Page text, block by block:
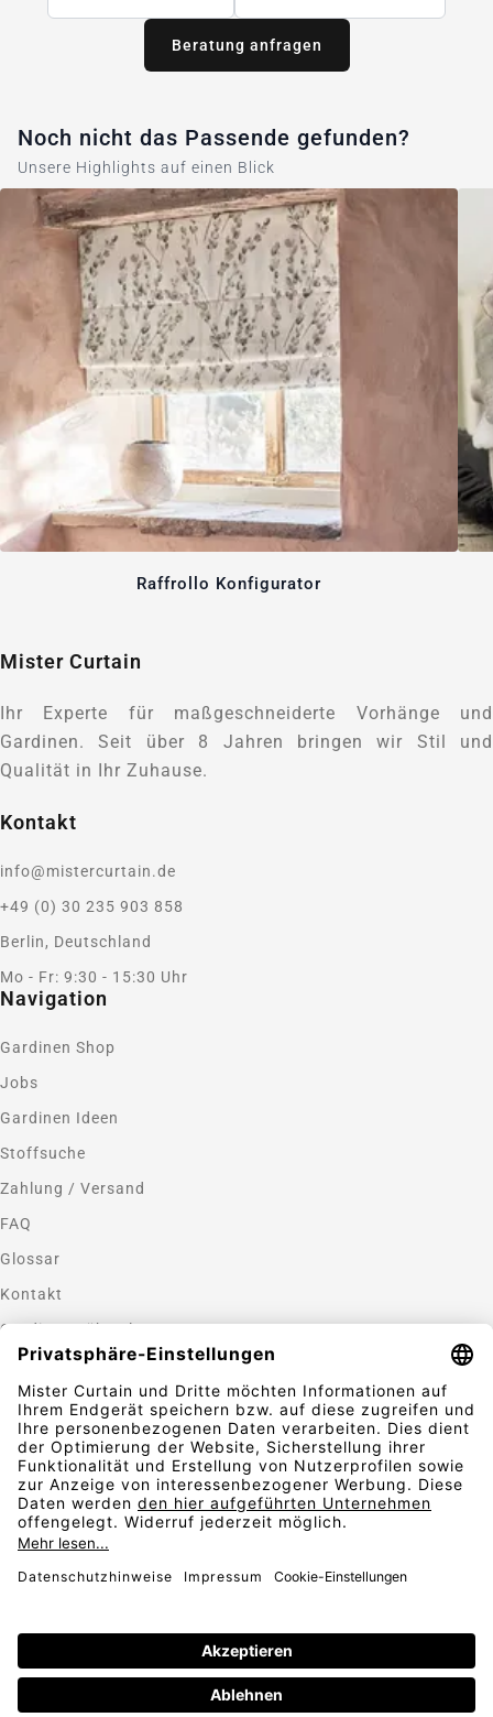
Beratung anfragen
Noch nicht das Passende gefunden?
Unsere Highlights auf einen Blick
Raffrollo Konfigurator
Mister Curtain
Ihr Experte für maßgeschneiderte Vorhänge und
Gardinen. Seit über 8 Jahren bringen wir Stil und
Qualität in Ihr Zuhause.
Kontakt
info@mistercurtain.de
+49 (0) 30 235 903 858
Berlin, Deutschland
Mo - Fr: 9:30 - 15:30 Uhr
Navigation
Gardinen Shop
Jobs
Gardinen Ideen
Stoffsuche
Zahlung / Versand
FAQ
Glossar
Kontakt
Gardinen nähen lassen
Zahlungsmethoden
Sicherheit
AGBWiderrufsbelehrung